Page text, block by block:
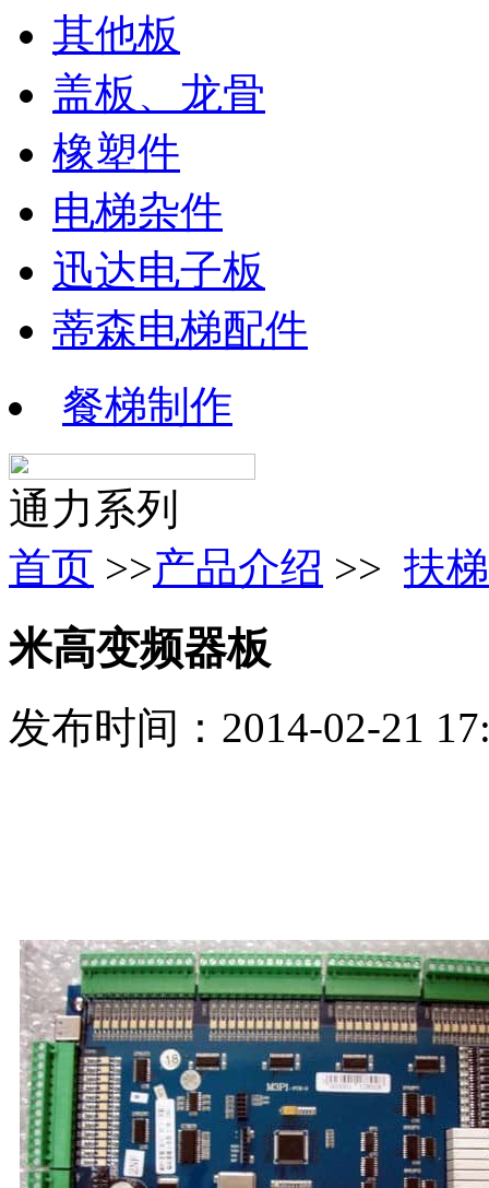
其他板
盖板、龙骨
橡塑件
电梯杂件
迅达电子板
蒂森电梯配件
餐梯制作
通力系列
首页 >>产品介绍 >> 扶
米高变频器板
发布时间：2014-02-21